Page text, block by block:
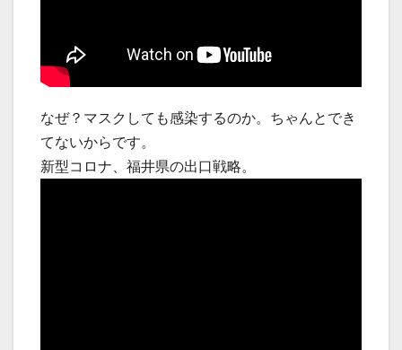
なぜ？マスクしても感染するのか。ちゃんとでき
てないからです。
新型コロナ、福井県の出口戦略。